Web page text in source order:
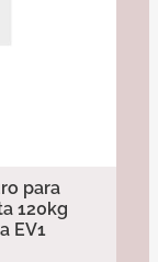
para
120kg
EV1